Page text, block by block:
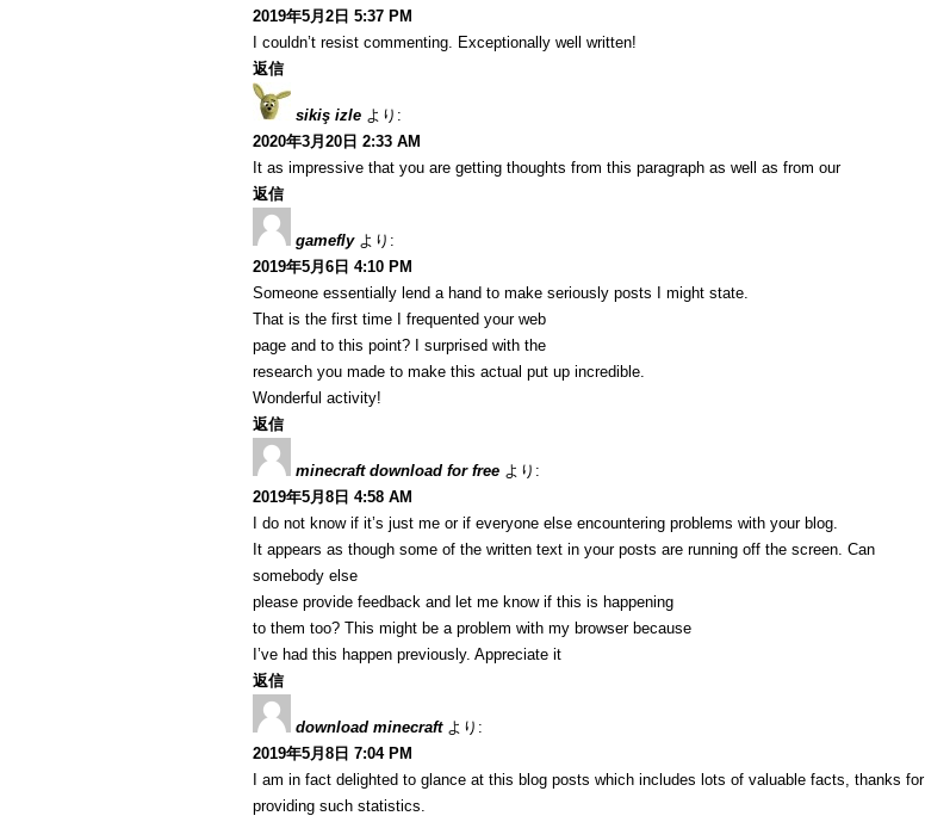
2019年5月2日 5:37 PM
I couldn’t resist commenting. Exceptionally well written!
返信
sikiş izle より:
2020年3月20日 2:33 AM
It as impressive that you are getting thoughts from this paragraph as well as from our
返信
gamefly より:
2019年5月6日 4:10 PM
Someone essentially lend a hand to make seriously posts I might state.
That is the first time I frequented your web
page and to this point? I surprised with the
research you made to make this actual put up incredible.
Wonderful activity!
返信
minecraft download for free より:
2019年5月8日 4:58 AM
I do not know if it’s just me or if everyone else encountering problems with your blog.
It appears as though some of the written text in your posts are running off the screen. Can
somebody else
please provide feedback and let me know if this is happening
to them too? This might be a problem with my browser because
I’ve had this happen previously. Appreciate it
返信
download minecraft より:
2019年5月8日 7:04 PM
I am in fact delighted to glance at this blog posts which includes lots of valuable facts, thanks for
providing such statistics.